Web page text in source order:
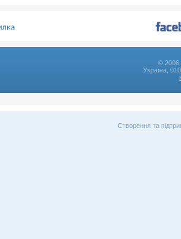
© 2006
Україна,
Створення та